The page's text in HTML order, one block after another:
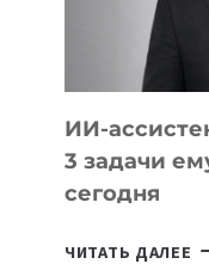
ИИ-
3 задачи
сегодня
ЧИТАТЬ ДАЛЕЕ